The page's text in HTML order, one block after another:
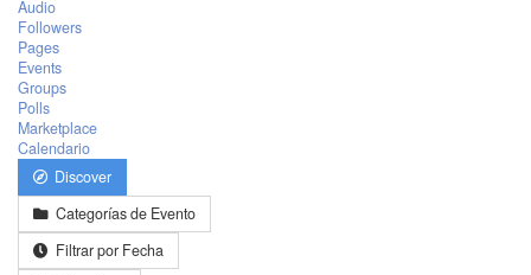
Audio
Followers
Pages
Events
Groups
Polls
Marketplace
Calendario
Discover
Categorías de Evento
Filtrar por Fecha